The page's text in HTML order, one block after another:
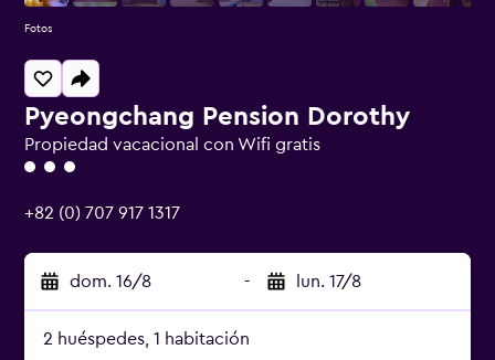
Pyeongchang Pension Dorothy
Propiedad vacacional con Wifi gratis
Categoría 3
+82 (0) 707 917 1317
dom. 16/8 - lun. 17/8
2 huéspedes, 1 habitación
Fotos